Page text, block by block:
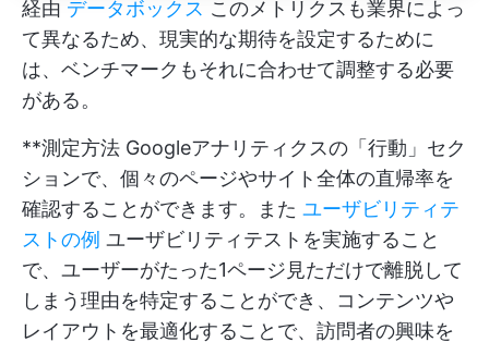
経由 データボックス このメトリクスも業界によっ
て異なるため、現実的な期待を設定するために
は、ベンチマークもそれに合わせて調整する必要
がある。
**測定方法 Googleアナリティクスの「行動」セク
ションで、個々のページやサイト全体の直帰率を
確認することができます。また ユーザビリティテ
ストの例 ユーザビリティテストを実施すること
で、ユーザーがたった1ページ見ただけで離脱して
しまう理由を特定することができ、コンテンツや
レイアウトを最適化することで、訪問者の興味を